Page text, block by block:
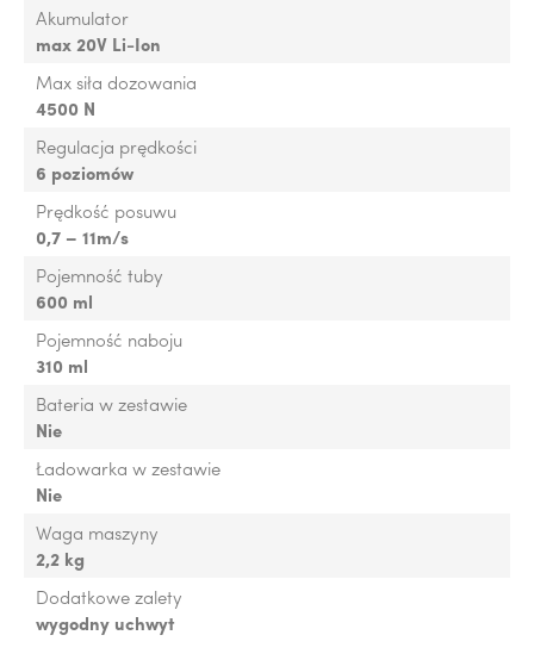
Akumulator
max 20V Li-Ion
Max siła dozowania
4500 N
Regulacja prędkości
6 poziomów
Prędkość posuwu
0,7 – 11m/s
Pojemność tuby
600 ml
Pojemność naboju
310 ml
Bateria w zestawie
Nie
Ładowarka w zestawie
Nie
Waga maszyny
2,2 kg
Dodatkowe zalety
wygodny uchwyt